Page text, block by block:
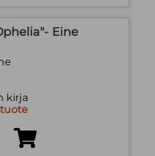
Eine
kirja